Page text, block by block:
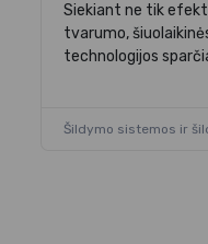
Siekiant ne tik
tvarumo,
technologijos
Šildymo sistemos ir